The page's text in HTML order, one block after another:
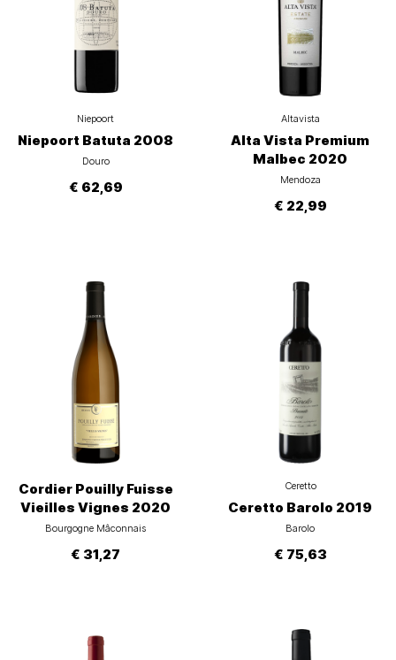
Niepoort
Niepoort Batuta 2008
Douro
€ 62,69
Altavista
Alta Vista Premium
Malbec 2020
Mendoza
€ 22,99
Cordier Pouilly Fuisse
Vieilles Vignes 2020
Bourgogne Mâconnais
€ 31,27
Ceretto
Ceretto Barolo 2019
Barolo
€ 75,63